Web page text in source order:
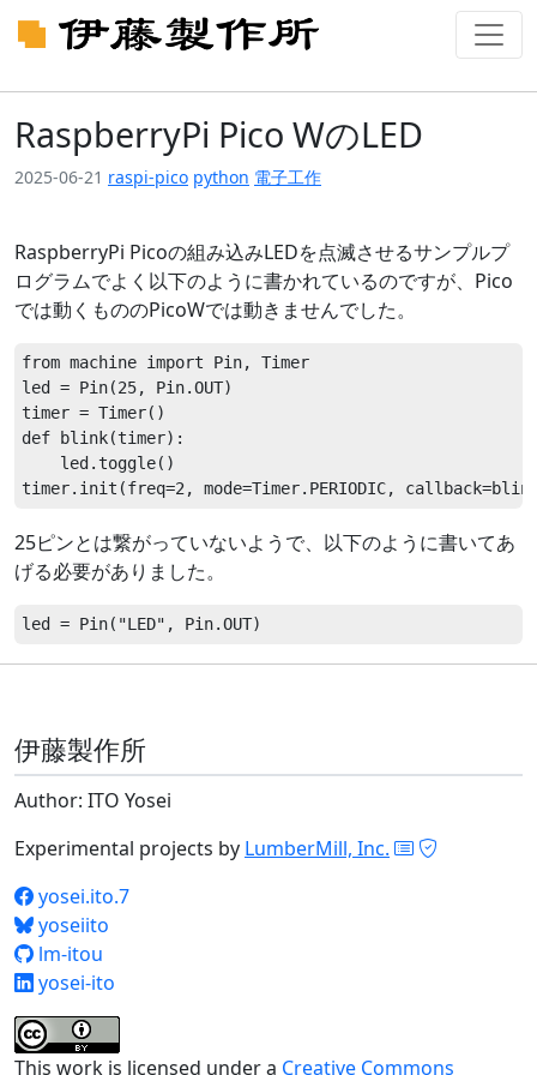
RaspberryPi Pico WのLED
2025-06-21 raspi-pico python 電子工作
RaspberryPi Picoの組み込みLEDを点滅させるサンプルプ
ログラムでよく以下のように書かれているのですが、Pico
では動くもののPicoWでは動きませんでした。
from machine import Pin, Timer
led = Pin(25, Pin.OUT)
timer = Timer()
def blink(timer):
    led.toggle()
25ピンとは繋がっていないようで、以下のように書いてあ
げる必要がありました。
伊藤製作所
Author: ITO Yosei
Experimental projects by LumberMill, Inc.
yosei.ito.7
yoseiito
lm-itou
yosei-ito
This work is licensed under a Creative Commons